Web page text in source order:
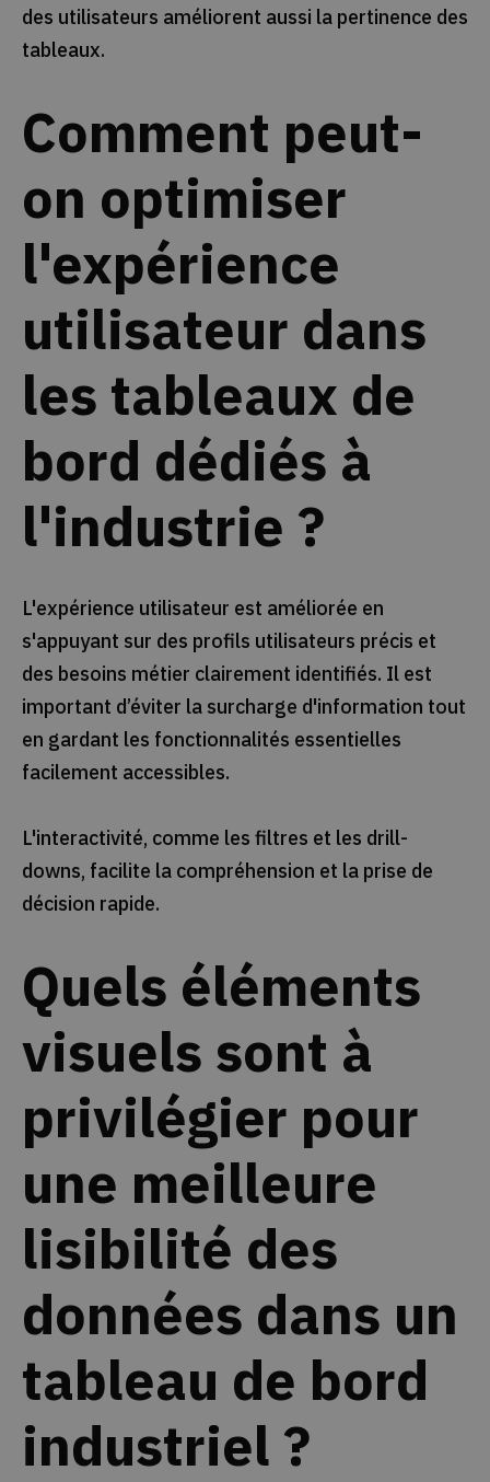
des utilisateurs améliorent aussi la pertinence des
tableaux.
Comment peut-
on optimiser
l'expérience
utilisateur dans
les tableaux de
bord dédiés à
l'industrie ?
L'expérience utilisateur est améliorée en
s'appuyant sur des profils utilisateurs précis et
des besoins métier clairement identifiés. Il est
important d’éviter la surcharge d'information tout
en gardant les fonctionnalités essentielles
facilement accessibles.
L'interactivité, comme les filtres et les drill-
downs, facilite la compréhension et la prise de
décision rapide.
Quels éléments
visuels sont à
privilégier pour
une meilleure
lisibilité des
données dans un
tableau de bord
industriel ?